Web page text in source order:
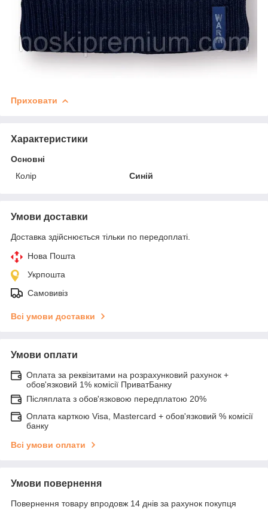
Приховати
Характеристики
Основні
Колір
Синій
Умови доставки
Доставка здійснюється тільки по передоплаті.
Нова Пошта
Укрпошта
Самовивіз
Всі умови доставки
Умови оплати
Оплата за реквізитами на розрахунковий рахунок +
обов'язковий 1% комісії ПриватБанку
Післяплата з обов'язковою передплатою 20%
Оплата карткою Visa, Mastercard + обов'язковий % комісії
банку
Всі умови оплати
Умови повернення
Повернення товару впродовж 14 днів за рахунок покупця